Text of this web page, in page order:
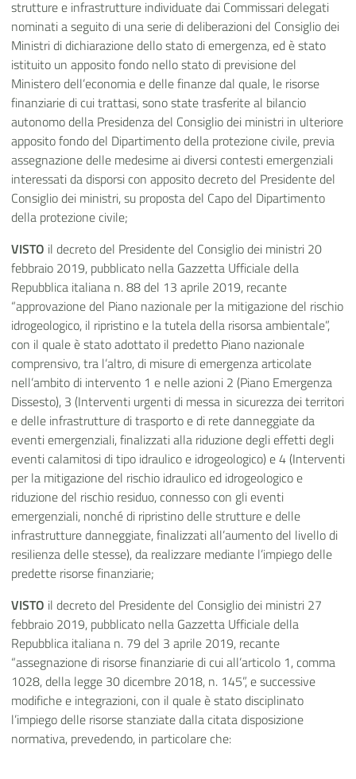
strutture e infrastrutture individuate dai Commissari delegati
nominati a seguito di una serie di deliberazioni del Consiglio dei
Ministri di dichiarazione dello stato di emergenza, ed è stato
istituito un apposito fondo nello stato di previsione del
Ministero dell’economia e delle finanze dal quale, le risorse
finanziarie di cui trattasi, sono state trasferite al bilancio
autonomo della Presidenza del Consiglio dei ministri in ulteriore
apposito fondo del Dipartimento della protezione civile, previa
assegnazione delle medesime ai diversi contesti emergenziali
interessati da disporsi con apposito decreto del Presidente del
Consiglio dei ministri, su proposta del Capo del Dipartimento
della protezione civile;
VISTO il decreto del Presidente del Consiglio dei ministri 20
febbraio 2019, pubblicato nella Gazzetta Ufficiale della
Repubblica italiana n. 88 del 13 aprile 2019, recante
“approvazione del Piano nazionale per la mitigazione del rischio
idrogeologico, il ripristino e la tutela della risorsa ambientale”,
con il quale è stato adottato il predetto Piano nazionale
comprensivo, tra l’altro, di misure di emergenza articolate
nell’ambito di intervento 1 e nelle azioni 2 (Piano Emergenza
Dissesto), 3 (Interventi urgenti di messa in sicurezza dei territori
e delle infrastrutture di trasporto e di rete danneggiate da
eventi emergenziali, finalizzati alla riduzione degli effetti degli
eventi calamitosi di tipo idraulico e idrogeologico) e 4 (Interventi
per la mitigazione del rischio idraulico ed idrogeologico e
riduzione del rischio residuo, connesso con gli eventi
emergenziali, nonché di ripristino delle strutture e delle
infrastrutture danneggiate, finalizzati all’aumento del livello di
resilienza delle stesse), da realizzare mediante l’impiego delle
predette risorse finanziarie;
VISTO il decreto del Presidente del Consiglio dei ministri 27
febbraio 2019, pubblicato nella Gazzetta Ufficiale della
Repubblica italiana n. 79 del 3 aprile 2019, recante
“assegnazione di risorse finanziarie di cui all’articolo 1, comma
1028, della legge 30 dicembre 2018, n. 145”, e successive
modifiche e integrazioni, con il quale è stato disciplinato
l’impiego delle risorse stanziate dalla citata disposizione
normativa, prevedendo, in particolare che: